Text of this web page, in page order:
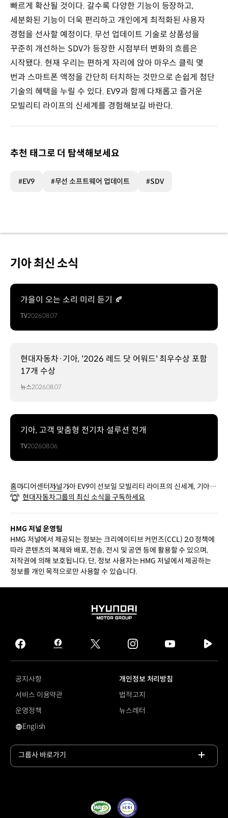
빠르게 확산될 것이다. 갈수록 다양한 기능이 등장하고,
세분화된 기능이 더욱 편리하고 개인에게 최적화된 사용자
경험을 선사할 예정이다. 무선 업데이트 기술로 상품성을
꾸준히 개선하는 SDV가 등장한 시점부터 변화의 흐름은
시작됐다. 현재 우리는 편하게 자리에 앉아 마우스 클릭 몇
번과 스마트폰 액정을 간단히 터치하는 것만으로 손쉽게 첨단
기술의 혜택을 누릴 수 있다. EV9과 함께 다채롭고 즐거운
모빌리티 라이프의 신세계를 경험해보길 바란다.
추천 태그로 더 탐색해보세요
#EV9 #무선 소프트웨어 업데이트 #SDV
기아 최신 소식
가을이 오는 소리 미리 듣기 🍂
TV2026.08.07
현대자동차·기아, '2026 레드 닷 어워드' 최우수상 포함
17개 수상
뉴스2026.08.07
기아, 고객 맞춤형 전기차 설루션 전개
TV2026.08.06
홈미디어센터저널기아 EV9이 선보일 모빌리티 라이프의 신세계, 기아
커넥트 스토어
현대자동차그룹의 최신 소식을 구독하세요
HMG 저널 운영팀
HMG 저널에서 제공되는 정보는 크리에이티브 커먼즈(CCL) 2.0 정책에
따라 콘텐츠의 복제와 배포, 전송, 전시 및 공연 등에 활용할 수 있으며,
저작권에 의해 보호됩니다. 단, 정보 사용자는 HMG 저널에서 제공하는
정보를 개인 목적으로만 사용할 수 있습니다.
HYUNDAI
GROUP
facebook
hmg
journal
twitter instagram
tv
공지사항
개인정보 처리방침
서비스 이용약관
법적고지
운영정책
뉴스레터
영문 사이트로 이동
English
그룹사 바로가기